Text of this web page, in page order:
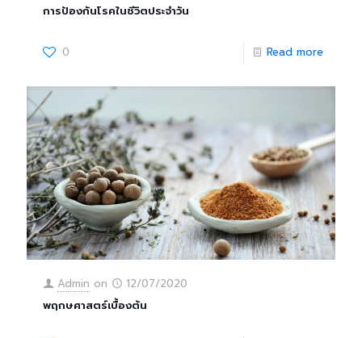
การป้องกันโรคในชีวิตประจำวัน
0 Read more
Admin on
12/07/2020
พฤกษศาสตร์เบื้องต้น